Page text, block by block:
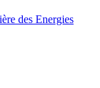
des Energies